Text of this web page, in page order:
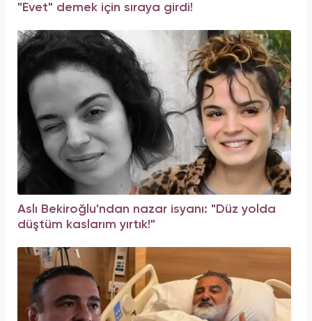
"Evet" demek için sıraya girdi!
Aslı Bekiroğlu'ndan nazar isyanı: "Düz yolda
düştüm kaslarım yırtık!"